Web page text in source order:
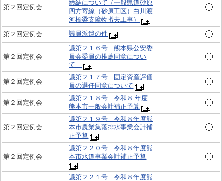
第２回定例会
締結について（一般県道砂原
四方寄線（砂原工区）白川渡
河橋梁支障物撤去工事）
第２回定例会
議員派遣の件
第２回定例会
議第２１６号 熊本県公安委
員会委員の推薦同意につい
て
第２回定例会
議第２１７号 固定資産評価
員の選任同意について
第２回定例会
議第２１８号 令和８ 年度
熊本市一般会計補正予算
第２回定例会
議第２１９号 令和８年度熊
本市農業集落排水事業会計補
正予算
第２回定例会
議第２２０号 令和８年度熊
本市水道事業会計補正予算
議第２２１号 令和８年度熊